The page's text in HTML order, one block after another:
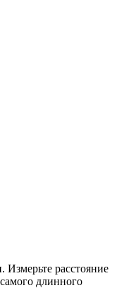
Измерьте расстояние
длинного